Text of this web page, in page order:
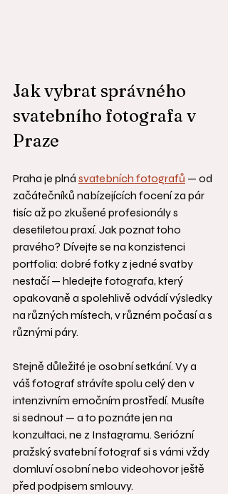
Jak vybrat správného
svatebního fotografa v
Praze
Praha je plná svatebních fotografů — od
začátečníků nabízejících focení za pár
tisíc až po zkušené profesionály s
desetiletou praxí. Jak poznat toho
pravého? Dívejte se na konzistenci
portfolia: dobré fotky z jedné svatby
nestačí — hledejte fotografa, který
opakovaně a spolehlivě odvádí výsledky
na různých místech, v různém počasí a s
různými páry.
Stejně důležité je osobní setkání. Vy a
váš fotograf strávíte spolu celý den v
intenzivním emočním prostředí. Musíte
si sednout — a to poznáte jen na
konzultaci, ne z Instagramu. Seriózní
pražský svatební fotograf si s vámi vždy
domluví osobní nebo videohovor ještě
před podpisem smlouvy.